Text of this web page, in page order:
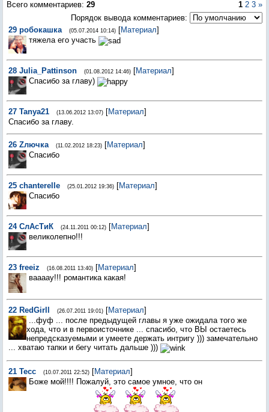
Всего комментариев: 29 1 2 3 »
Порядок вывода комментариев:
29 робокашка (05.07.2014 10:14) [Материал]
тяжела его участь
28 Julia_Pattinson (01.08.2012 14:46) [Материал]
Спасибо за главу)
27 Tanya21 (13.06.2012 13:07) [Материал]
Спасибо за главу.
26 Zлючка (11.02.2012 18:23) [Материал]
Спасибо
25 chanterelle (25.01.2012 19:36) [Материал]
Спасибо
24 СлАсТиК (24.11.2011 00:12) [Материал]
великолепно!!!
23 freeiz (16.08.2011 13:40) [Материал]
ваааау!!! романтика какая!
22 RedGirll (26.07.2011 19:01) [Материал]
...фуф ... после предыдущей главы я уже ожидала того же
хода, что и в первоисточнике ... спасибо, что ВЫ остаетесь
непредсказуемыми и умеете держать интригу ))) замечательно
... хватаю тапки и бегу читать дальше )))
21 Тесс (10.07.2011 22:52) [Материал]
Боже мой!!!! Пожалуй, это самое умное, что он